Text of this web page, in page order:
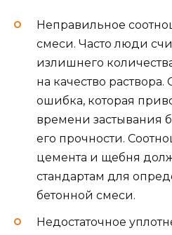
Неправильное
смеси. Часто люди
излишнего
на качество
ошибка, которая
времени застывания
его прочности.
цемента и щебня
стандартам для
бетонной смеси.
Недостаточное